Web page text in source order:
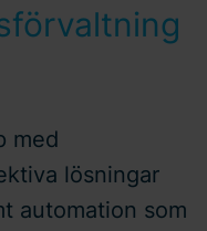
med
lösningar
automation som